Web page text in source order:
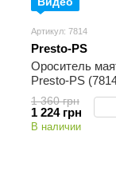
Артикул: 7814
Presto-PS
Ороситель
Presto-PS
1 360 грн
1 224 грн
В наличии